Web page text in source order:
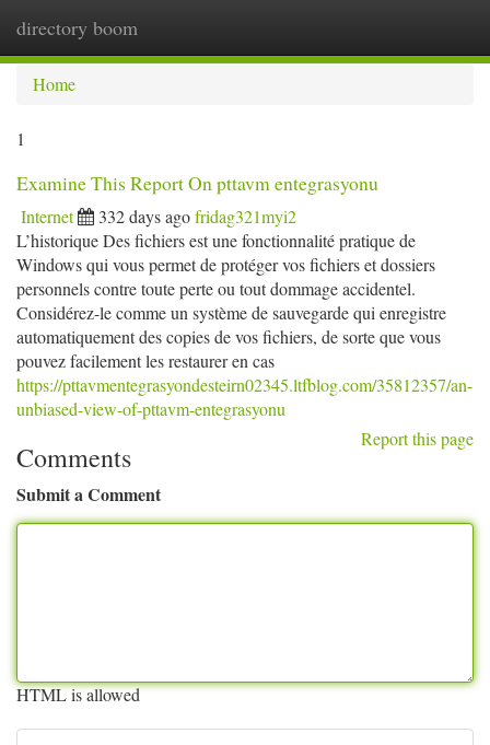
directory boom
Home
1
Examine This Report On pttavm entegrasyonu
Internet 332 days agofridag321myi2
L’historique Des fichiers est une fonctionnalité pratique de
Windows qui vous permet de protéger vos fichiers et dossiers
personnels contre toute perte ou tout dommage accidentel.
Considérez-le comme un système de sauvegarde qui enregistre
automatiquement des copies de vos fichiers, de sorte que vous
pouvez facilement les restaurer en cas
https://pttavmentegrasyondesteirn02345.ltfblog.com/35812357/an-
unbiased-view-of-pttavm-entegrasyonu
Report this page
Comments
Submit a Comment
HTML is allowed